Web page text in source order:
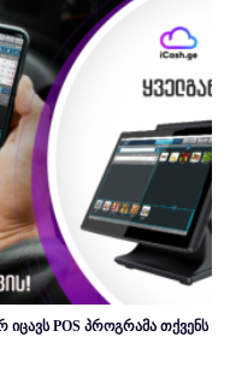
POS პროგრამა თქვენს